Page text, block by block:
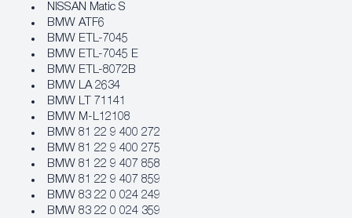
NISSAN Matic S
BMW ATF6
BMW ETL-7045
BMW ETL-7045 E
BMW ETL-8072B
BMW LA 2634
BMW LT 71141
BMW M-L12108
BMW 81 22 9 400 272
BMW 81 22 9 400 275
BMW 81 22 9 407 858
BMW 81 22 9 407 859
BMW 83 22 0 024 249
BMW 83 22 0 024 359